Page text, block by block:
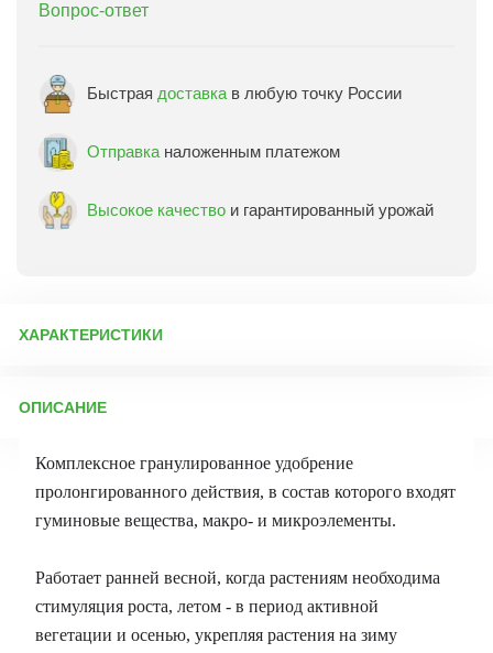
Вопрос-ответ
Быстрая доставка в любую точку России
Отправка наложенным платежом
Высокое качество и гарантированный урожай
ХАРАКТЕРИСТИКИ
Бренд товара:
Срок отправки:ежедневно
ОПИСАНИЕ
Комплексное гранулированное удобрение
пролонгированного действия, в состав которого входят
гуминовые вещества, макро- и микроэлементы.
Работает ранней весной, когда растениям необходима
стимуляция роста, летом - в период активной
вегетации и осенью, укрепляя растения на зиму